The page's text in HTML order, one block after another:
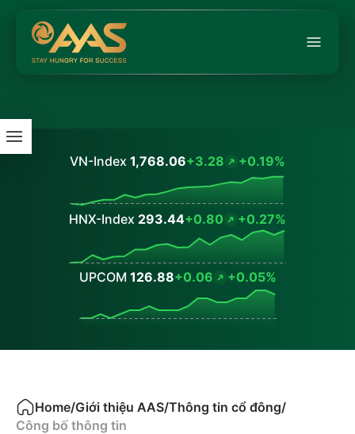
VN-Index 1,768.06+3.28 +0.19%
HNX-Index 293.44+0.80 +0.27%
UPCOM 126.88+0.06 +0.05%
Home/Giới thiệu AAS/Thông tin cổ đông/
Công bố thông tin